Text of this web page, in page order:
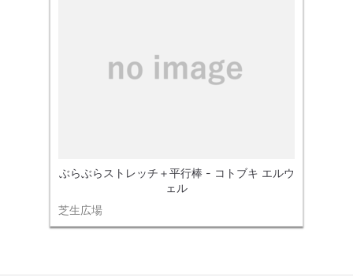
ぶらぶらストレッチ＋平行棒 - コトブキ エルウ
ェル
芝生広場